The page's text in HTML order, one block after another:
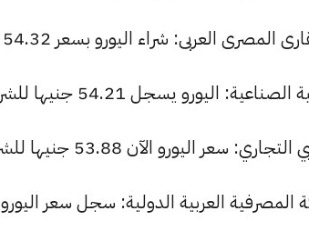
العربى: شراء اليورو بسعر 54.32 جنيها وبيعه بسعر 54.67 جنيها.
اليورو يسجل 54.21 جنيها للشراء و 54.39 جنيها للبيع.
اليورو الآن 53.88 جنيها للشراء و 54.20 للبيع.
العربية الدولية: سجل سعر اليورو 53.88 جنيها للشراء و 54.20 للبيع.